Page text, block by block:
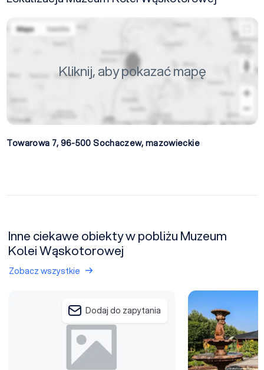
Kliknij, aby pokazać mapę
Towarowa 7, 96-500Sochaczew,mazowieckie
Inne ciekawe obiekty w pobliżu Muzeum
Kolei Wąskotorowej
Zobacz wszystkie
Muzeum Ziemi Sochaczewskiej i Pola Bitwy nad Bzurą
Dodaj do zapytania